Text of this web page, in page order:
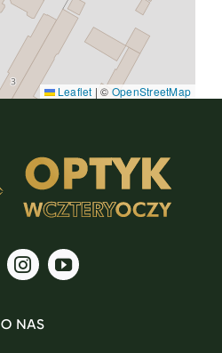
Leaflet | © OpenStreetMap
O NAS